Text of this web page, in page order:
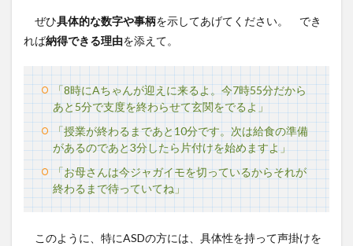
ぜひ具体的な数字や事柄を示してあげてください。 でき
れば納得できる理由を添えて。
「8時にAちゃんが迎えに来るよ。今7時55分だから
あと5分で支度を終わらせて玄関をでるよ」
「授業が終わるまであと10分です。次は給食の準備
があるのであと3分したら片付けを始めますよ」
「お母さんは今ジャガイモを切っているからそれが
終わるまで待っていてね」
このように、特にASDの方には、具体性を持って声掛けを